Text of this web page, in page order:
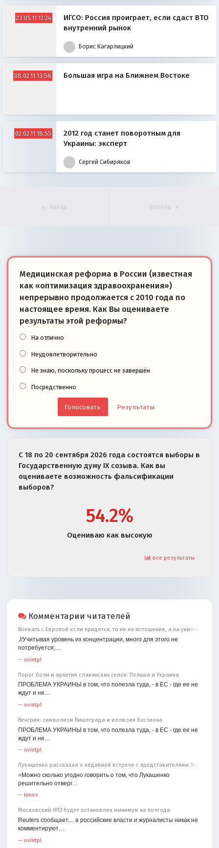
23.05.11 12:24
ИГСО: Россия проиграет, если сдаст ВТО
внутренний рынок
Борис Кагарлицкий
08.02.11 13:58 Большая игра на Ближнем Востоке
02.02.11 18:55
2012 год станет поворотным для
Украины: эксперт
Сергей Сибиряков
Назад Вперёд
Медицинская реформа в России (известная
как «оптимизация здравоохранения»)
непрерывно продолжается с 2010 года по
настоящее время. Как Вы оцениваете
результаты этой реформы?
На отлично
Неудовлетворительно
Не знаю, поскольку процесс не завершён
Посредственно
Результаты
С 18 по 20 сентября 2026 года состоятся выборы в
Государственную думу IX созыва. Как вы
оцениваете возможность фальсификации
выборов?
54.2%
Оцениваю как высокую
все результаты
Комментарии читателей
Воевать с Европой если придётся, то не на истощение, а на уничтожение
.//Учитывая уровень их концентрации, много для этого не
потребуется;…
— ovintpl
Порог боли и архетип славянских склок: Польша и Украина
ПРОБЛЕМА УКРАИНЫ в том, что полезла туда, - в ЕС - где ее не
ждут и не…
— ovintpl
Венгрия: символизм Вишеграда и иллюзия бастиона
ПРОБЛЕМА УКРАИНЫ в том, что полезла туда, - в ЕС - где ее не
ждут и не…
— ovintpl
Лукашенко рассказал о недавней встрече с представителями
=Можно сколько угодно говорить о том, что Лукашенко
решительно отверг…
—timev
Московский НПЗ будет остановлен минимум на полгода
Reuters сообщает.... а российские власти и журналисты никак не
комментируют…
— ovintpl